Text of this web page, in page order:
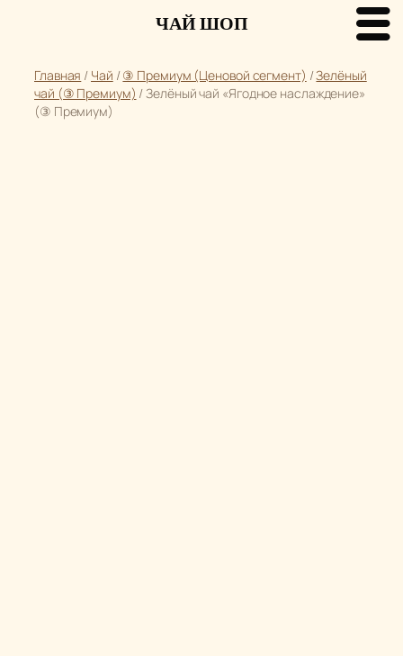
содержимому
Главная / Чай /③ Премиум (Ценовой сегмент) /Зелёный
чай (③ Премиум) / Зелёный чай «Ягодное наслаждение»
(③ Премиум)
ЧАЙ ШОП